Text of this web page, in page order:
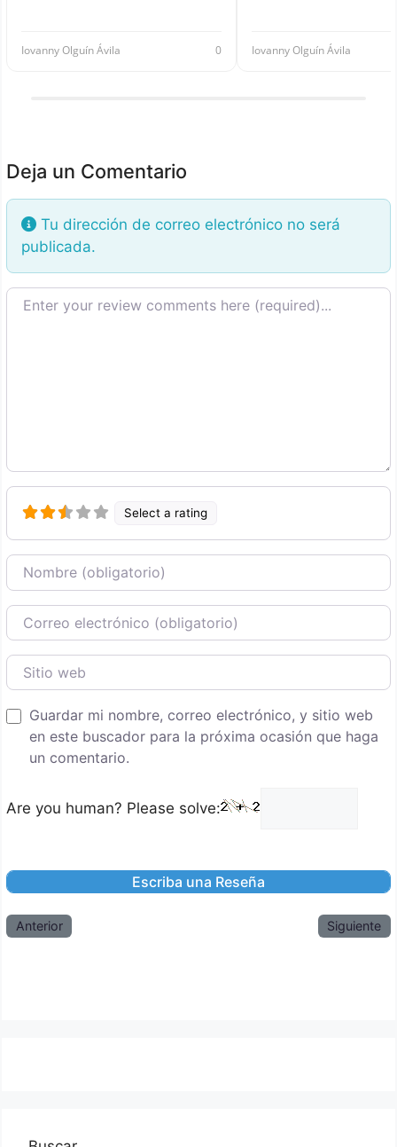
Iovanny Olguín Ávila 0 Iovanny Olguín Ávila
Deja un Comentario
Tu dirección de correo electrónico no será
publicada.
Texto de la reseña
Select a rating
Nombre
Correo Electronico
Sitio web
Guardar mi nombre, correo electrónico, y sitio web
en este buscador para la próxima ocasión que haga
un comentario.
Are you human? Please solve:
Anterior Siguiente